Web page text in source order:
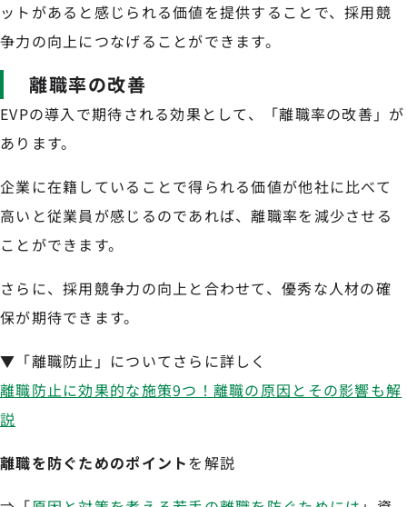
ットがあると感じられる価値を提供することで、採用競
争力の向上につなげることができます。
離職率の改善
EVPの導入で期待される効果として、「離職率の改善」が
あります。
企業に在籍していることで得られる価値が他社に比べて
高いと従業員が感じるのであれば、離職率を減少させる
ことができます。
さらに、採用競争力の向上と合わせて、優秀な人材の確
保が期待できます。
▼「離職防止」についてさらに詳しく
離職防止に効果的な施策9つ！離職の原因とその影響も解
説
離職を防ぐためのポイントを解説